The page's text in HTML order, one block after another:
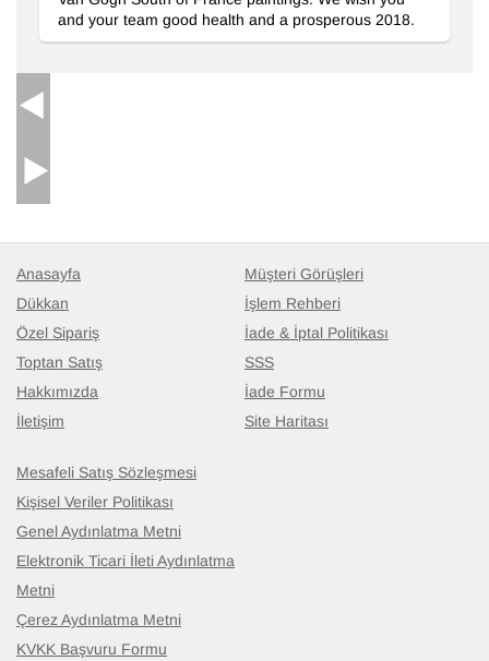
and your team good health and a prosperous 2018.
Anasayfa
Dükkan
Özel Sipariş
Toptan Satış
Hakkımızda
İletişim
Müşteri Görüşleri
İşlem Rehberi
İade & İptal Politikası
SSS
İade Formu
Site Haritası
Mesafeli Satış Sözleşmesi
Kişisel Veriler Politikası
Genel Aydınlatma Metni
Elektronik Ticari İleti Aydınlatma
Metni
Çerez Aydınlatma Metni
KVKK Başvuru Formu